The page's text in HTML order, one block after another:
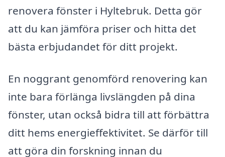
renovera fönster i Hyltebruk. Detta gör
att du kan jämföra priser och hitta det
bästa erbjudandet för ditt projekt.
En noggrant genomförd renovering kan
inte bara förlänga livslängden på dina
fönster, utan också bidra till att förbättra
ditt hems energieffektivitet. Se därför till
att göra din forskning innan du